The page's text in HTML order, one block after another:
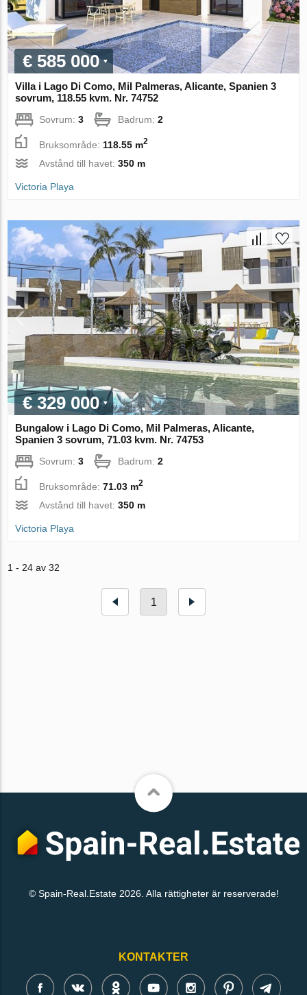
€ 585 000
Villa i Lago Di Como, Mil Palmeras, Alicante, Spanien 3
sovrum, 118.55 kvm. Nr. 74752
Sovrum:3 Badrum:2
Bruksområde: 118.55 m2
Avstånd till havet:350 m
Victoria Playa
€ 329 000
Bungalow i Lago Di Como, Mil Palmeras, Alicante,
Spanien 3 sovrum, 71.03 kvm. Nr. 74753
Sovrum:3 Badrum:2
Bruksområde:71.03 m2
Avstånd till havet:350 m
Victoria Playa
1 - 24 av 32
1
© Spain-Real.Estate 2026. Alla rättigheter är reserverade!
KONTAKTER